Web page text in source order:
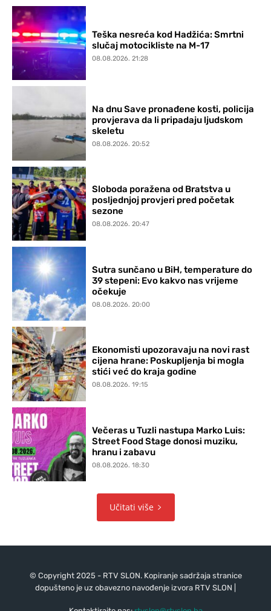
Teška nesreća kod Hadžića: Smrtni
slučaj motocikliste na M-17
08.08.2026. 21:28
Na dnu Save pronađene kosti, policija
provjerava da li pripadaju ljudskom
skeletu
08.08.2026. 20:52
Sloboda poražena od Bratstva u
posljednjoj provjeri pred početak
sezone
08.08.2026. 20:47
Sutra sunčano u BiH, temperature do
39 stepeni: Evo kakvo nas vrijeme
očekuje
08.08.2026. 20:00
Ekonomisti upozoravaju na novi rast
cijena hrane: Poskupljenja bi mogla
stići već do kraja godine
08.08.2026. 19:15
Večeras u Tuzli nastupa Marko Luis:
Street Food Stage donosi muziku,
hranu i zabavu
08.08.2026. 18:30
Učitati više
© Copyright 2025 - RTV SLON. Kopiranje sadržaja stranice
dopušteno je uz obavezno navođenje izvora RTV SLON |